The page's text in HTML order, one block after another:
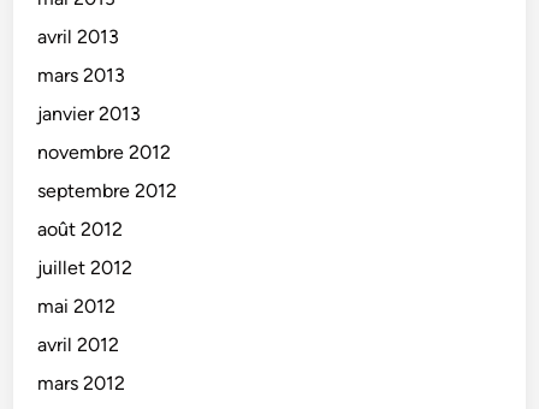
avril 2013
mars 2013
janvier 2013
novembre 2012
septembre 2012
août 2012
juillet 2012
mai 2012
avril 2012
mars 2012